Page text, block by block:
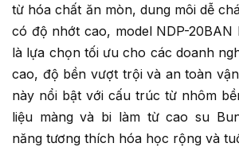
từ hóa chất ăn mòn, dung môi dễ
có độ nhớt cao, model NDP-
là lựa chọn tối ưu cho các doanh
cao, độ bền vượt trội và an toàn
này nổi bật với cấu trúc từ nhôm
liệu màng và bi làm từ cao su
năng tương thích hóa học rộng và